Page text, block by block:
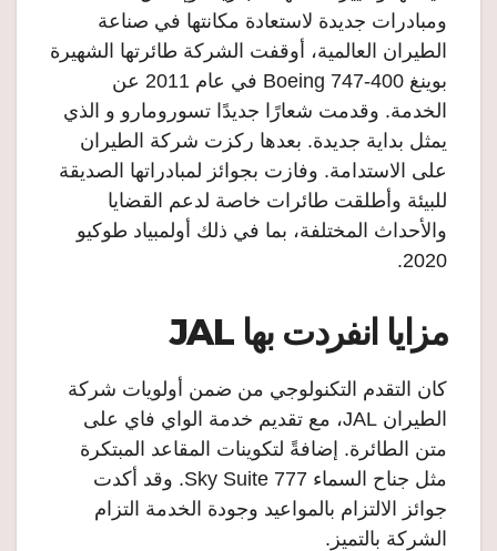
ومبادرات جديدة لاستعادة مكانتها في صناعة
الطيران العالمية، أوقفت الشركة طائرتها الشهيرة
بوينغ 400-747 Boeing في عام 2011 عن
الخدمة. وقدمت شعارًا جديدًا تسورومارو و الذي
يمثل بداية جديدة. بعدها ركزت شركة الطيران
على الاستدامة. وفازت بجوائز لمبادراتها الصديقة
للبيئة وأطلقت طائرات خاصة لدعم القضايا
والأحداث المختلفة، بما في ذلك أولمبياد طوكيو
2020.
مزايا انفردت بها JAL
كان التقدم التكنولوجي من ضمن أولويات شركة
الطيران JAL، مع تقديم خدمة الواي فاي على
متن الطائرة. إضافةً لتكوينات المقاعد المبتكرة
مثل جناح السماء 777 Sky Suite. وقد أكدت
جوائز الالتزام بالمواعيد وجودة الخدمة التزام
الشركة بالتميز.